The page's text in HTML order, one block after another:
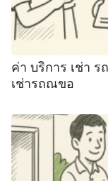
ค่า บริการ เช่า
เช่ารถณขอ